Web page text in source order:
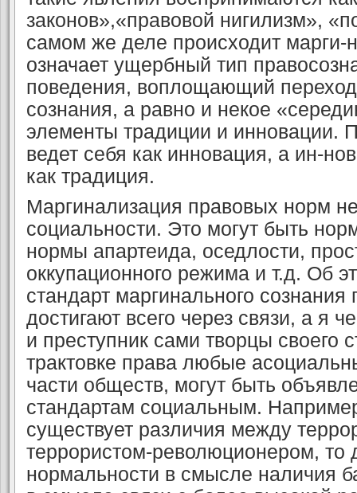
законов»,«правовой нигилизм»,
самом же деле происходит марги-
означает ущербный тип
поведения, воплощающий
сознания, а равно и некое
элементы традиции и инновации.
ведет себя как инновация, а ин-
как традиция.
Маргинализация правовых норм
социаль­ности. Это могут быть
нормы апартеида, оседлости,
оккупационного режима и т.д. Об
стандарт маргинального сознания
достигают всего через связи, а я
и преступник сами творцы своего
трактовке права любые
части обществ, могут быть
стандартам социальным.
существует различия между
террористом-революционером,
нормально­сти в смысле наличия